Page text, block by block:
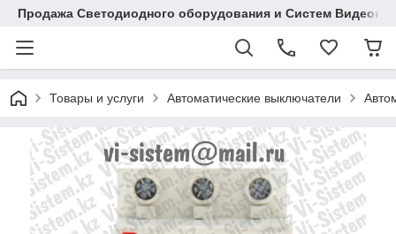
Продажа Светодиодного оборудования и Систем
Товары и услуги Автоматические выключатели